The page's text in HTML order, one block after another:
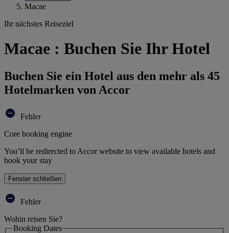
Macae
Ihr nächstes Reiseziel
Macae : Buchen Sie Ihr Hotel
Buchen Sie ein Hotel aus den mehr als 45
Hotelmarken von Accor
Fehler
Core booking engine
You’ll be redirected to Accor website to view available hotels and
book your stay
Fenster schließen
Fehler
Wohin reisen Sie?
Booking Dates